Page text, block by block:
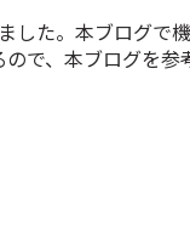
た。本ブログで
で、本ブログを参